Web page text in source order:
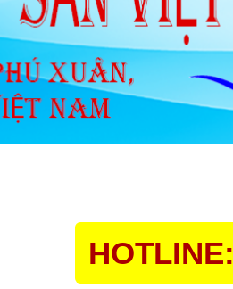
HOTLINE: